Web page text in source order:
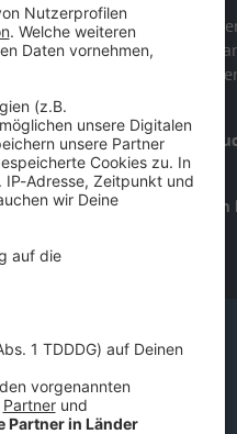
und The Cureauf den
auch für ein Erlebnis, das
Freundschaften
Österreichrund 200.000
NOVA ROCK 2026 auf
Nickelsdorf
09:00 Uhr
NOVA ROCK